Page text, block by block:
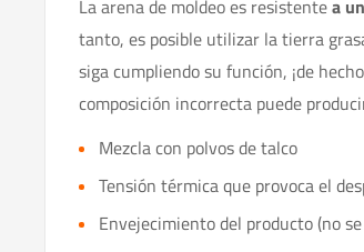
La arena de moldeo es resistentea
tanto, es posible utilizar la tierra
siga cumpliendo su función, ¡de
composición incorrecta puede
Mezcla con polvos de talco
Tensión térmica que provoca el
Envejecimiento del producto (no